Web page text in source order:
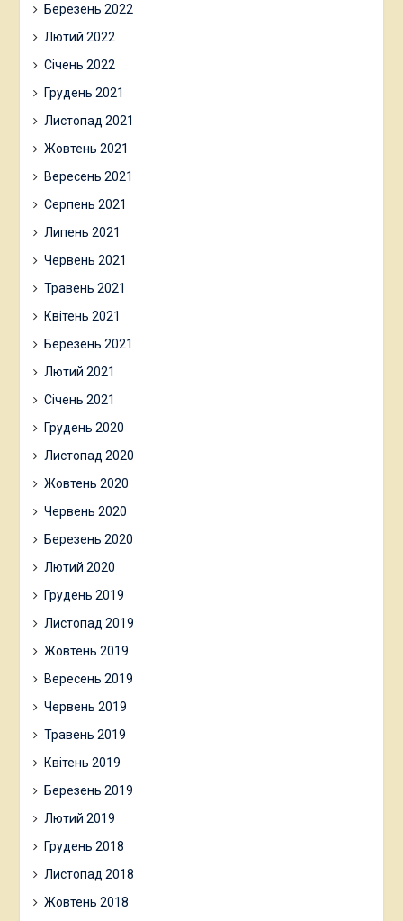
Березень 2022
Лютий 2022
Січень 2022
Грудень 2021
Листопад 2021
Жовтень 2021
Вересень 2021
Серпень 2021
Липень 2021
Червень 2021
Травень 2021
Квітень 2021
Березень 2021
Лютий 2021
Січень 2021
Грудень 2020
Листопад 2020
Жовтень 2020
Червень 2020
Березень 2020
Лютий 2020
Грудень 2019
Листопад 2019
Жовтень 2019
Вересень 2019
Червень 2019
Травень 2019
Квітень 2019
Березень 2019
Лютий 2019
Грудень 2018
Листопад 2018
Жовтень 2018